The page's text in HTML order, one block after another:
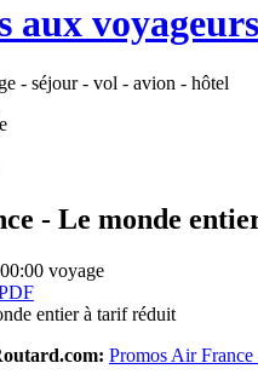
aux voyageurs
- séjour - vol - avion - hôtel
- Le monde
voyage
entier à tarif réduit
Promos Air